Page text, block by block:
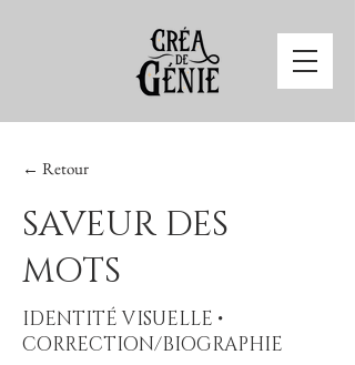
← Retour
SAVEUR DES
MOTS
IDENTITÉ VISUELLE •
CORRECTION/BIOGRAPHIE